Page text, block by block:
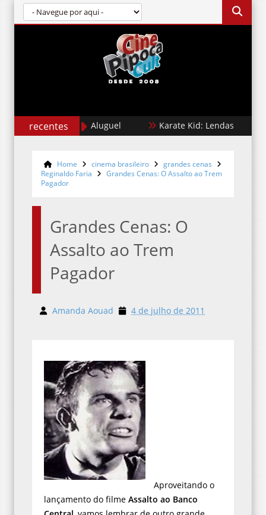
recentes
Cães de Aluguel Karate Kid: Lendas
Home cinema brasileiro
grandes cenas
Reginaldo Faria
Grandes Cenas: O Assalto ao Trem
Pagador
Grandes Cenas: O
Assalto ao Trem
Pagador
Amanda Aouad 4 de julho de 2011
Aproveitando o
lançamento do filme Assalto ao Banco